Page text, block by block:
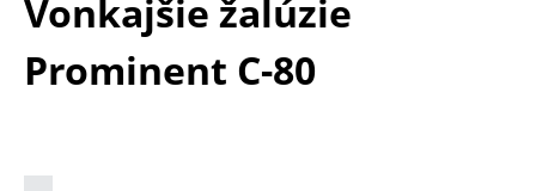
Vonkajšie žalúzie
Prominent C-80